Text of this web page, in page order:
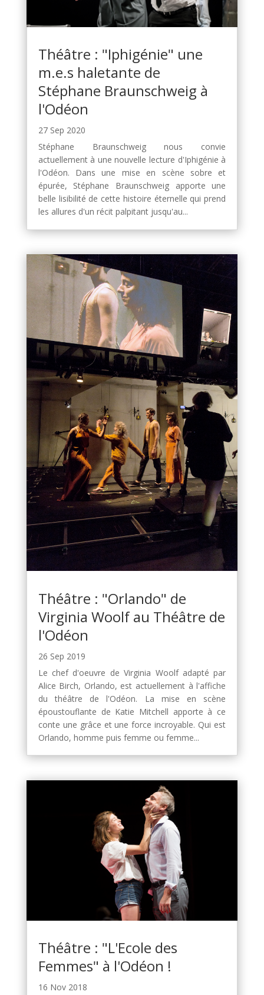
Théâtre : "Iphigénie" une
m.e.s haletante de
Stéphane Braunschweig à
l'Odéon
27 Sep 2020
Stéphane Braunschweig nous convie
actuellement à une nouvelle lecture d'Iphigénie à
l'Odéon. Dans une mise en scène sobre et
épurée, Stéphane Braunschweig apporte une
belle lisibilité de cette histoire éternelle qui prend
les allures d'un récit palpitant jusqu'au...
Théâtre : "Orlando" de
Virginia Woolf au Théâtre de
l'Odéon
26 Sep 2019
Le chef d'oeuvre de Virginia Woolf adapté par
Alice Birch, Orlando, est actuellement à l'affiche
du théâtre de l'Odéon. La mise en scène
époustouflante de Katie Mitchell apporte à ce
conte une grâce et une force incroyable. Qui est
Orlando, homme puis femme ou femme...
Théâtre : "L'Ecole des
Femmes" à l'Odéon !
16 Nov 2018